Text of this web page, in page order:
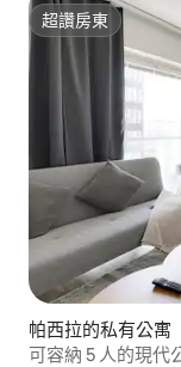
超讚房東
超讚房東
帕西拉的私有公寓
可容納 5 人的現代